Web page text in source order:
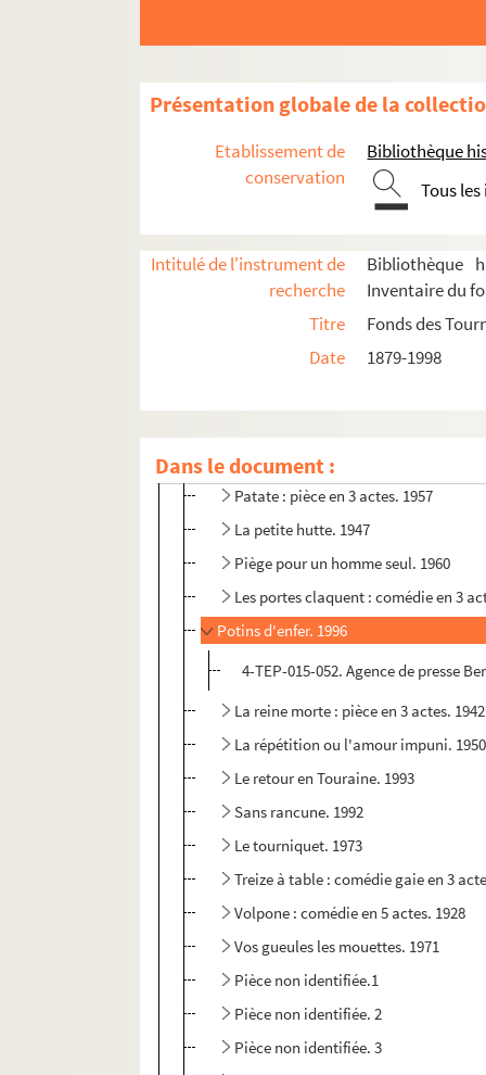
Présentation globale de la
Etablissement de
conservation
Bibliothèque
Tous
Intitulé de l'instrument de
recherche
Bibliothèque
Inventaire du
Titre
Fonds des
Date
1879-1998
Dans le document :
La jalousie : comédie en 3 actes. 1915
Le journal d'Anne Frank. 1957
J'y suis... j'y reste. 1950
Madame sans gêne : comédie en 3
Le mariage de Mlle Beulemans :
La mienne s'appelait Régine. 1986
Un mois à la campagne. 1963
Ne coupez pas mes arbres. 1973
Patate : pièce en 3 actes. 1957
La petite hutte. 1947
Piège pour un homme seul. 1960
Les portes claquent : comédie en 3
Potins d'enfer. 1996
4-TEP-015-052. Agence de presse
La reine morte : pièce en 3 actes. 1942
La répétition ou l'amour impuni. 1950
Le retour en Touraine. 1993
Sans rancune. 1992
Le tourniquet. 1973
Treize à table : comédie gaie en 3
Volpone : comédie en 5 actes. 1928
Vos gueules les mouettes. 1971
Pièce non identifiée.1
Pièce non identifiée. 2
Pièce non identifiée. 3